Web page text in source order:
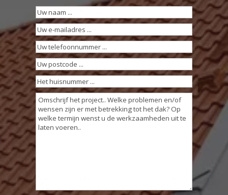
Uw
naam(Vereist)
Uw
e-
mailadres(Vereist)
Uw
telefoonnummer(Vereist)
Uw
postcode(Vereist)
Het
huisnummer
...
(Vereist)
Omschrijving
werkzaamheden(Vereist)